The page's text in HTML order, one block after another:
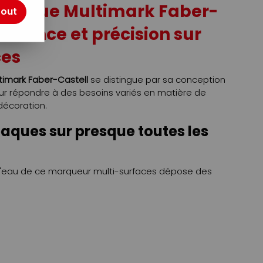
Multimark Faber-
et précision sur
Faber-Castell se distingue par sa conception
répondre à des besoins variés en matière de
sur presque toutes les
de ce marqueur multi-surfaces dépose des
à la lumière sur des supports aussi différents que le